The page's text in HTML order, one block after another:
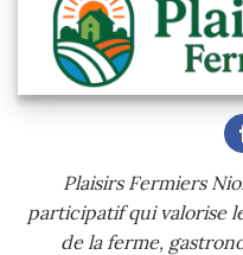
Plaisirs Fermiers
participatif qui valorise
de la ferme,